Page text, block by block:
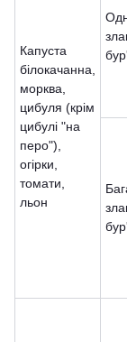
Капуста
білокачанна,
морква,
цибуля (крім
цибулі "на
перо"),
огірки,
томати,
льон